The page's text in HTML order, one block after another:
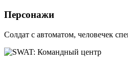
Персонажи
Солдат с автоматом, человечек